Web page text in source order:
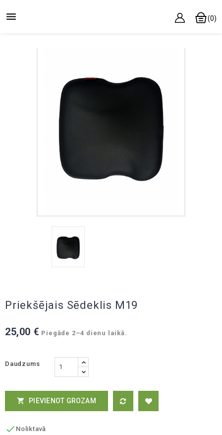
 (0)
Priekšējais Sēdeklis M19
25,00 € Piegāde 2–4 dienu laikā.
Daudzums
 PIEVIENOT GROZAM
 Noliktavā